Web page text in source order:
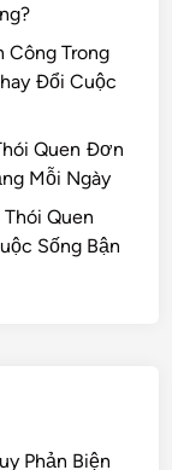
Công Trong
Đổi Cuộc
Quen Đơn
Mỗi Ngày
Quen
Sống Bận
Phản Biện